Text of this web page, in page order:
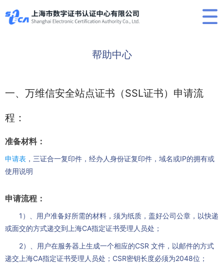
帮助中心
一、万维信安全站点证书（SSL证书）申请流
程：
准备材料：
申请表 ，三证合一复印件，经办人身份证复印件，域名或IP的拥有或
使用说明
申请流程：
1）、用户准备好所需的材料，须为纸质，盖好公司公章，以快递
或面交的方式递交到上海CA指定证书受理人员处；
2）、用户在服务器上生成一个相应的CSR 文件，以邮件的方式
递交上海CA指定证书受理人员处；CSR密钥长度必须为2048位；